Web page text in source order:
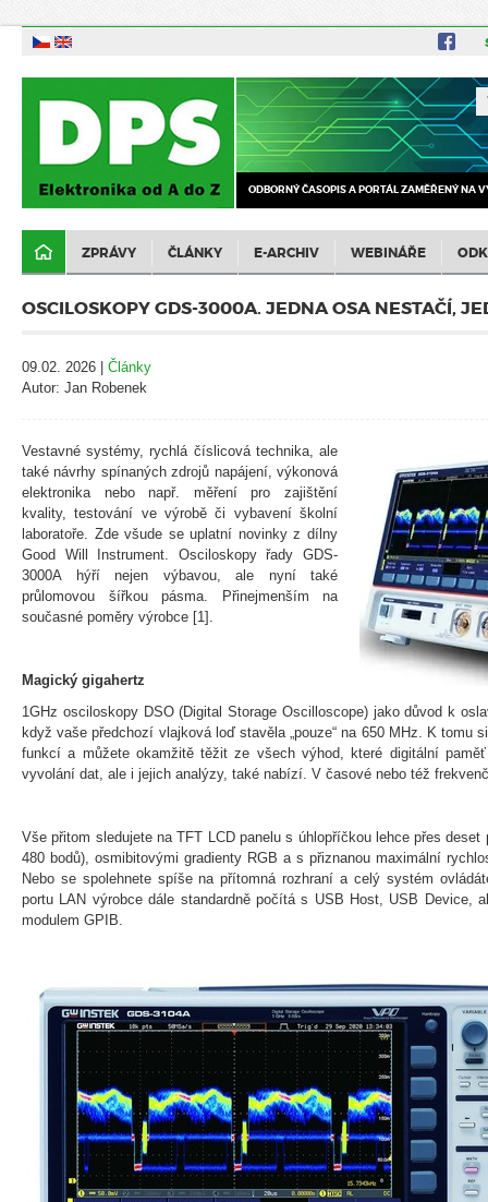
ODBORNÝ ČASOPIS A PORTÁL ZAMĚŘENÝ NA
ZPRÁVY ČLÁNKY E-ARCHIV WEBINÁŘE
OSCILOSKOPY GDS-3000A. JEDNA OSA NESTAČÍ,
09.02. 2026 | Články
Autor: Jan Robenek
Vestavné systémy, rychlá číslicová technika, ale
také návrhy spínaných zdrojů napájení, výkonová
elektronika nebo např. měření pro zajištění
kvality, testování ve výrobě či vybavení školní
laboratoře. Zde všude se uplatní novinky z dílny
Good Will Instrument. Osciloskopy řady GDS-
3000A hýří nejen výbavou, ale nyní také
průlomovou šířkou pásma. Přinejmenším na
současné poměry výrobce [1].
Magický gigahertz
1GHz osciloskopy DSO (Digital Storage Oscilloscope) jako důvod k
když vaše předchozí vlajková loď stavěla „pouze“ na 650 MHz. K tomu
funkcí a můžete okamžitě těžit ze všech výhod, které digitální
vyvolání dat, ale i jejich analýzy, také nabízí. V časové nebo též
Vše přitom sledujete na TFT LCD panelu s úhlopříčkou lehce přes
480 bodů), osmibitovými gradienty RGB a s přiznanou maximální
Nebo se spolehnete spíše na přítomná rozhraní a celý systém
portu LAN výrobce dále standardně počítá s USB Host, USB Device,
modulem GPIB.